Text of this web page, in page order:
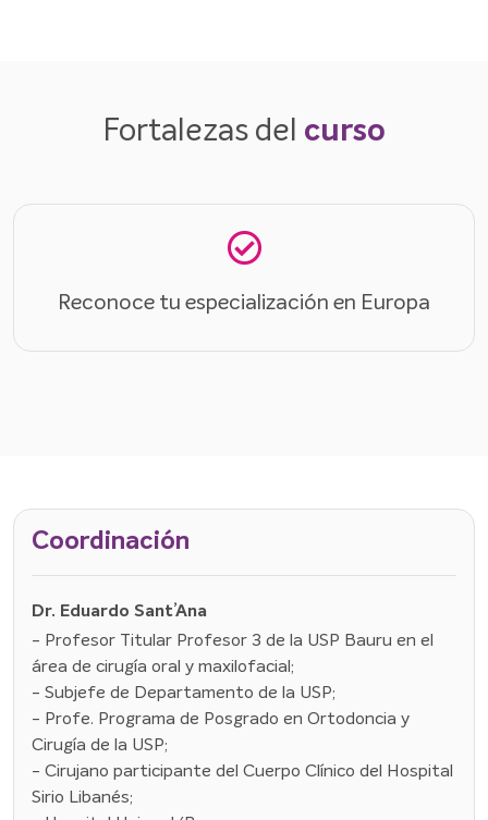
Fortalezas del curso
Reconoce tu especialización en Europa
Coordinación
Dr. Eduardo Sant’Ana
- Profesor Titular Profesor 3 de la USP Bauru en el
área de cirugía oral y maxilofacial;
- Subjefe de Departamento de la USP;
- Profe. Programa de Posgrado en Ortodoncia y
Cirugía de la USP;
- Cirujano participante del Cuerpo Clínico del Hospital
Sirio Libanés;